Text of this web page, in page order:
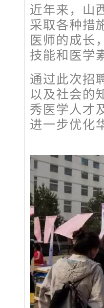
近年来，山
采取各种措
医师的成长
技能和医学
通过此次招
以及社会的
秀医学人才
进一步优化